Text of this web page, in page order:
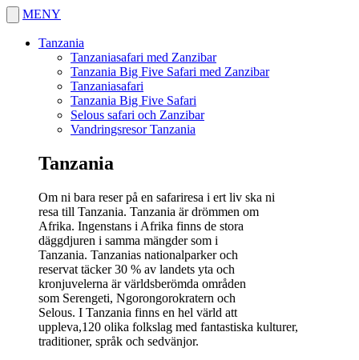
MENY
Tanzania
Tanzaniasafari med Zanzibar
Tanzania Big Five Safari med Zanzibar
Tanzaniasafari
Tanzania Big Five Safari
Selous safari och Zanzibar
Vandringsresor Tanzania
Tanzania
Om ni bara reser på en safariresa i ert liv ska ni
resa till Tanzania. Tanzania är drömmen om
Afrika. Ingenstans i Afrika finns de stora
däggdjuren i samma mängder som i
Tanzania. Tanzanias nationalparker och
reservat täcker 30 % av landets yta och
kronjuvelerna är världsberömda områden
som Serengeti, Ngorongorokratern och
Selous. I Tanzania finns en hel värld att
uppleva,120 olika folkslag med fantastiska kulturer,
traditioner, språk och sedvänjor.